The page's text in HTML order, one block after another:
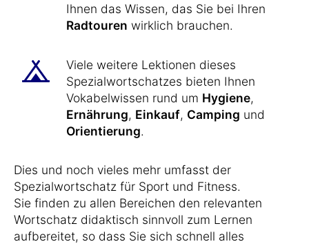
Ihnen das Wissen, das Sie bei Ihren
Radtouren wirklich brauchen.
Viele weitere Lektionen dieses
Spezialwortschatzes bieten Ihnen
Vokabelwissen rund um Hygiene,
Ernährung, Einkauf, Camping und
Orientierung.
Dies und noch vieles mehr umfasst der
Spezialwortschatz für Sport und Fitness.
Sie finden zu allen Bereichen den relevanten
Wortschatz didaktisch sinnvoll zum Lernen
aufbereitet, so dass Sie sich schnell alles